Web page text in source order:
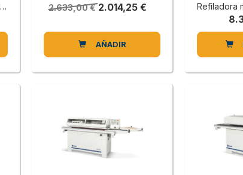
2.633,00 € 2.014,25 €
AÑADIR
Refiladora manual